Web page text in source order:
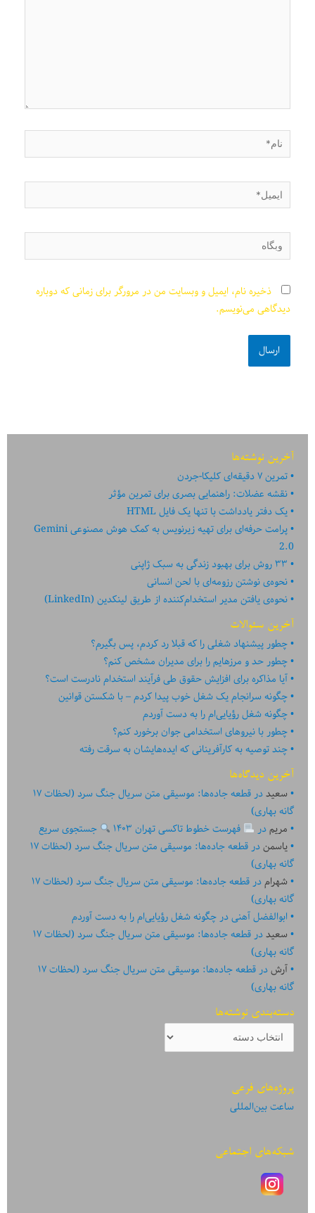
نام*
ایمیل*
وبگاه
ذخیره نام، ایمیل و وبسایت من در مرورگر برای زمانی که دوباره
دیدگاهی می‌نویسم.
آخرین نوشته‌ها
تمرین ۷ دقیقه‌ای کلیکا-جردن
نقشه عضلات: راهنمایی بصری برای تمرین مؤثر
یک دفتر یادداشت با تنها یک فایل HTML
پرامت حرفه‌ای برای تهیه زیرنویس به کمک هوش مصنوعی Gemini
2.0
۳۳ روش برای بهبود زندگی به سبک ژاپنی
نحوه‌ی نوشتن رزومه‌ای با لحن انسانی
نحوه‌ی یافتن مدیر استخدام‌کننده از طریق لینکدین (LinkedIn)
آخرین سئوالات
چطور پیشنهاد شغلی را که قبلا رد کردم، پس بگیرم؟
چطور حد و مرزهایم را برای مدیران مشخص کنم؟
آیا مذاکره برای افزایش حقوق طی فرآیند استخدام نادرست است؟
چگونه سرانجام یک شغل خوب پیدا کردم – با شکستن قوانین
چگونه شغل رؤیایی‌ام را به دست آوردم
چطور با نیروهای استخدامی جوان برخورد کنم؟
چند توصیه به کارآفرینانی که ایده‏‏‌‏‏‌هایشان به سرقت رفته
آخرین دیدگاه‌ها
سعیددر
قطعه جاده‌ها: موسیقی متن سریال جنگ سرد (لحظات ۱۷
گانه بهاری)
مریمدر فهرست خطوط تاکسی تهران ۱۴۰۳
جستجوی سریع
یاسمندر
قطعه جاده‌ها: موسیقی متن سریال جنگ سرد (لحظات ۱۷
گانه بهاری)
شهرامدر
قطعه جاده‌ها: موسیقی متن سریال جنگ سرد (لحظات ۱۷
گانه بهاری)
ابوالفضل آهنیدرچگونه شغل رؤیایی‌ام را به دست آوردم
سعیددر
قطعه جاده‌ها: موسیقی متن سریال جنگ سرد (لحظات ۱۷
گانه بهاری)
آرشدر
قطعه جاده‌ها: موسیقی متن سریال جنگ سرد (لحظات ۱۷
گانه بهاری)
دسته‌بندی نوشته‌ها
دسته‌بندی
نوشته‌ها
پروژه‌های فرعی
ساعت بین‌المللی
شبکه‌های اجتماعی